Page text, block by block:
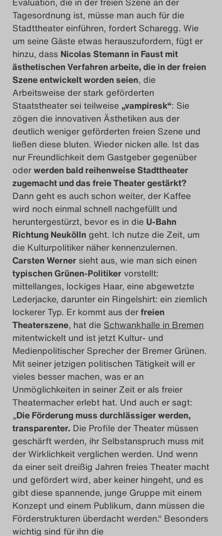
Tagesordnung ist, müsse man auch für die
Stadttheater einführen, fordert Scharegg. Wie
um seine Gäste etwas herauszufordern, fügt er
hinzu, dass Nicolas Stemann in Faust mit
ästhetischen Verfahren arbeite, die in der freien
Szene entwickelt worden seien, die
Arbeitsweise der stark geförderten
Staatstheater sei teilweise „vampiresk“: Sie
zögen die innovativen Ästhetiken aus der
deutlich weniger geförderten freien Szene und
ließen diese bluten. Wieder nicken alle. Ist das
nur Freundlichkeit dem Gastgeber gegenüber
oderwerden bald reihenweise Stadttheater
zugemacht und das freie Theater gestärkt?
Dann geht es auch schon weiter, der Kaffee
wird noch einmal schnell nachgefüllt und
heruntergestürzt, bevor es in die U-Bahn
Richtung Neukölln geht. Ich nutze die Zeit, um
die Kulturpolitiker näher kennenzulernen.
Carsten Wernersieht aus, wie man sich einen
typischen Grünen-Politikervorstellt:
mittellanges, lockiges Haar, eine abgewetzte
Lederjacke, darunter ein Ringelshirt: ein ziemlich
lockerer Typ. Er kommt aus derfreien
Theaterszene, hat die Schwankhalle in Bremen
mitentwickelt und ist jetzt Kultur- und
Medienpolitischer Sprecher der Bremer Grünen.
Mit seiner jetzigen politischen Tätigkeit will er
vieles besser machen, was er an
Unmöglichkeiten in seiner Zeit er als freier
Theatermacher erlebt hat. Und auch er sagt:
„Die Förderung muss durchlässiger werden,
transparenter. Die Profile der Theater müssen
geschärft werden, ihr Selbstanspruch muss mit
der Wirklichkeit verglichen werden. Und wenn
da einer seit dreißig Jahren freies Theater macht
und gefördert wird, aber keiner hingeht, und es
gibt diese spannende, junge Gruppe mit einem
Konzept und einem Publikum, dann müssen die
Förderstrukturen überdacht werden.“ Besonders
wichtig sind für ihn die